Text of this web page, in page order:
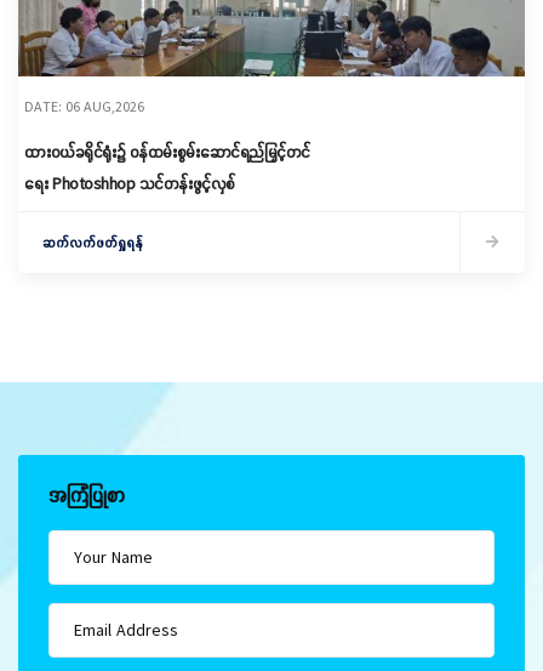
DATE: 06 AUG,2026
ထားဝယ်ခရိုင်ရုံး၌ ဝန်ထမ်းစွမ်းဆောင်ရည်မြှင့်တင်
ရေး Photoshhop သင်တန်းဖွင့်လှစ်
ဆက်လက်ဖတ်ရှုရန်
အကြံပြုစာ